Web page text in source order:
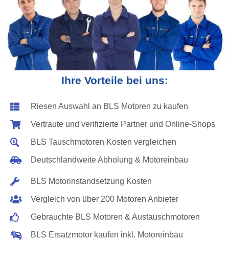
Ihre Vorteile bei uns:
Riesen Auswahl an BLS Motoren zu kaufen
Vertraute und verifizierte Partner und Online-Shops
BLS Tauschmotoren Kosten vergleichen
Deutschlandweite Abholung & Motoreinbau
BLS Motorinstandsetzung Kosten
Vergleich von über 200 Motoren Anbieter
Gebrauchte BLS Motoren & Austauschmotoren
BLS Ersatzmotor kaufen inkl. Motoreinbau